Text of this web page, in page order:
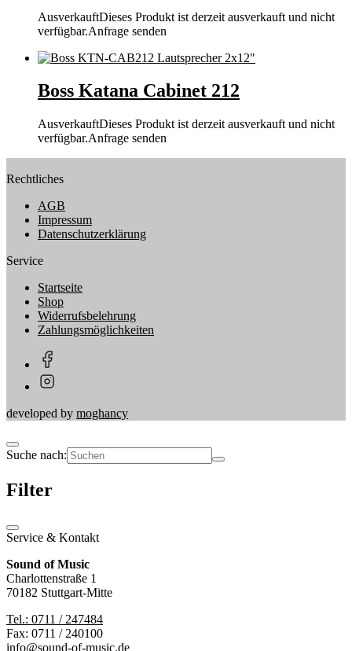
AusverkauftDieses Produkt ist derzeit ausverkauft und nicht
verfügbar.Anfrage senden
Boss Katana Cabinet 212
AusverkauftDieses Produkt ist derzeit ausverkauft und nicht
verfügbar.Anfrage senden
Rechtliches
AGB
Impressum
Datenschutzerklärung
Service
Startseite
Shop
Widerrufsbelehrung
Zahlungsmöglichkeiten
developed by moghancy
Suche nach:
Filter
Service & Kontakt
Sound of Music
Charlottenstraße 1
70182 Stuttgart-Mitte
Tel.: 0711 / 247484
Fax: 0711 / 240100
info@sound-of-music.de